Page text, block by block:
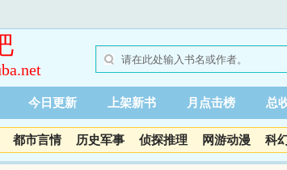
今日更新 上架新书 月点击榜 总
都市言情 历史军事 侦探推理 网游动漫 科